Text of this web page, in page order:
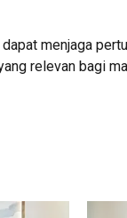
menjaga
relevan bagi